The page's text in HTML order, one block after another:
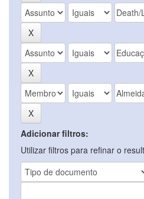
Adicionar filtros:
Utilizar filtros para refinar o